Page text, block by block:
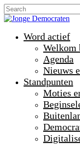
Word actief
Welkom
Agenda
Nieuws
Standpunten
Moties